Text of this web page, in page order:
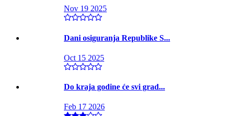
Nov 19 2025
Dani osiguranja Republike S...
Oct 15 2025
Do kraja godine će svi grad...
Feb 17 2026